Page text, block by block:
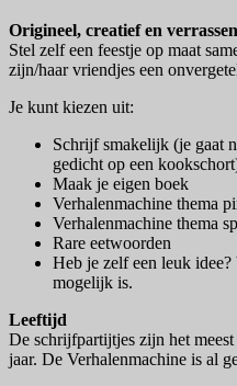
Origineel, creatief en
Stel zelf een feestje op maat
zijn/haar vriendjes een
Je kunt kiezen uit:
Schrijf smakelijk (je gaat
gedicht op een
Maak je eigen boek
Verhalenmachine thema
Verhalenmachine thema
Rare eetwoorden
Heb je zelf een leuk
mogelijk is.
Leeftijd
De schrijfpartijtjes zijn het
jaar. De Verhalenmachine is al